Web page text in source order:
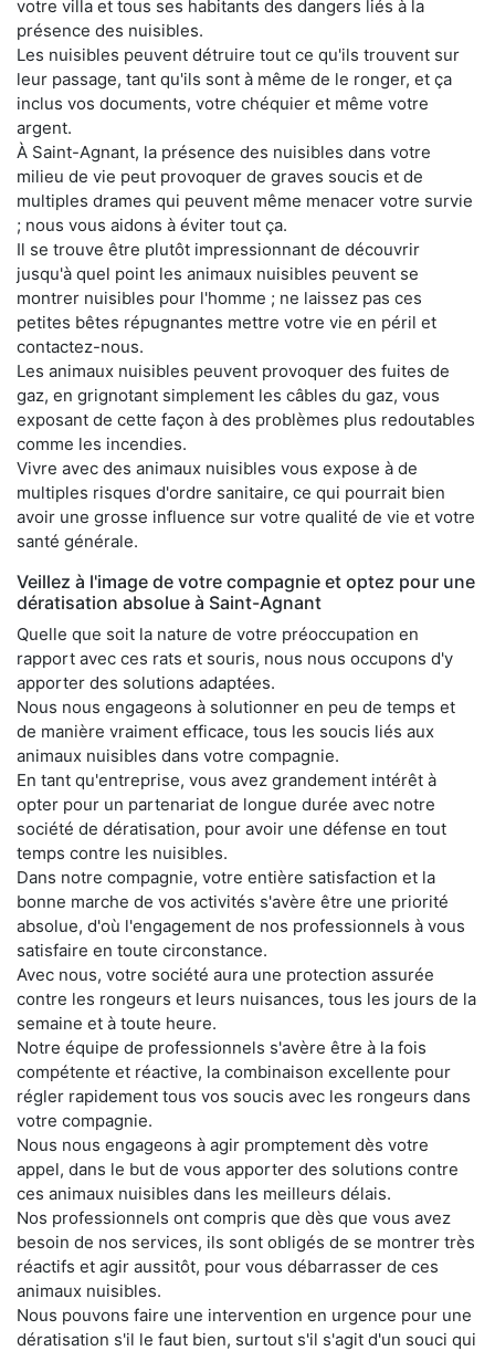
votre villa et tous ses habitants des dangers liés à la
présence des nuisibles.
Les nuisibles peuvent détruire tout ce qu'ils trouvent sur
leur passage, tant qu'ils sont à même de le ronger, et ça
inclus vos documents, votre chéquier et même votre
argent.
À Saint-Agnant, la présence des nuisibles dans votre
milieu de vie peut provoquer de graves soucis et de
multiples drames qui peuvent même menacer votre survie
; nous vous aidons à éviter tout ça.
Il se trouve être plutôt impressionnant de découvrir
jusqu'à quel point les animaux nuisibles peuvent se
montrer nuisibles pour l'homme ; ne laissez pas ces
petites bêtes répugnantes mettre votre vie en péril et
contactez-nous.
Les animaux nuisibles peuvent provoquer des fuites de
gaz, en grignotant simplement les câbles du gaz, vous
exposant de cette façon à des problèmes plus redoutables
comme les incendies.
Vivre avec des animaux nuisibles vous expose à de
multiples risques d'ordre sanitaire, ce qui pourrait bien
avoir une grosse influence sur votre qualité de vie et votre
santé générale.
Veillez à l'image de votre compagnie et optez pour une
dératisation absolue à Saint-Agnant
Quelle que soit la nature de votre préoccupation en
rapport avec ces rats et souris, nous nous occupons d'y
apporter des solutions adaptées.
Nous nous engageons à solutionner en peu de temps et
de manière vraiment efficace, tous les soucis liés aux
animaux nuisibles dans votre compagnie.
En tant qu'entreprise, vous avez grandement intérêt à
opter pour un partenariat de longue durée avec notre
société de dératisation, pour avoir une défense en tout
temps contre les nuisibles.
Dans notre compagnie, votre entière satisfaction et la
bonne marche de vos activités s'avère être une priorité
absolue, d'où l'engagement de nos professionnels à vous
satisfaire en toute circonstance.
Avec nous, votre société aura une protection assurée
contre les rongeurs et leurs nuisances, tous les jours de la
semaine et à toute heure.
Notre équipe de professionnels s'avère être à la fois
compétente et réactive, la combinaison excellente pour
régler rapidement tous vos soucis avec les rongeurs dans
votre compagnie.
Nous nous engageons à agir promptement dès votre
appel, dans le but de vous apporter des solutions contre
ces animaux nuisibles dans les meilleurs délais.
Nos professionnels ont compris que dès que vous avez
besoin de nos services, ils sont obligés de se montrer très
réactifs et agir aussitôt, pour vous débarrasser de ces
animaux nuisibles.
Nous pouvons faire une intervention en urgence pour une
dératisation s'il le faut bien, surtout s'il s'agit d'un souci qui